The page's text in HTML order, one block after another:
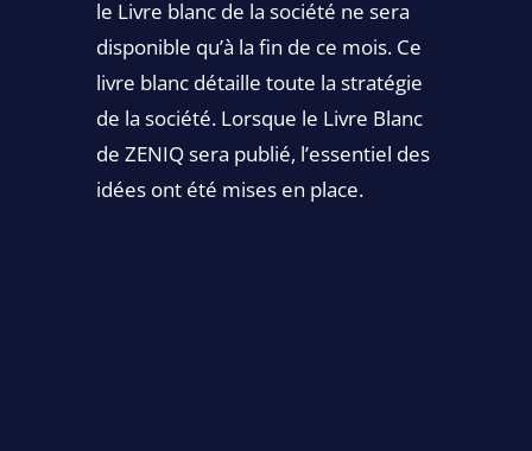
le Livre blanc de la société ne sera
disponible qu’à la fin de ce mois. Ce
livre blanc détaille toute la stratégie
de la société. Lorsque le Livre Blanc
de ZENIQ sera publié, l’essentiel des
idées ont été mises en place.